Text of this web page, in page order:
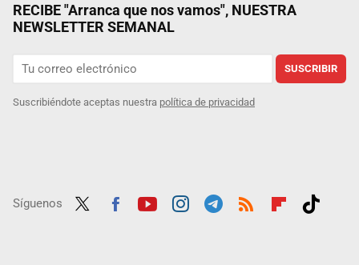
RECIBE "Arranca que nos vamos", NUESTRA
NEWSLETTER SEMANAL
SUSCRIBIR
Suscribiéndote aceptas nuestra política de privacidad
Síguenos